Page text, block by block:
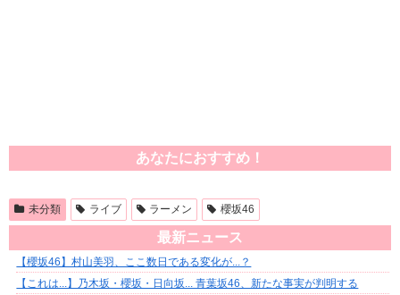
あなたにおすすめ！
未分類 ライブ ラーメン 櫻坂46
最新ニュース
【櫻坂46】村山美羽、ここ数日である変化が...？
【これは...】乃木坂・櫻坂・日向坂... 青葉坂46、新たな事実が判明する